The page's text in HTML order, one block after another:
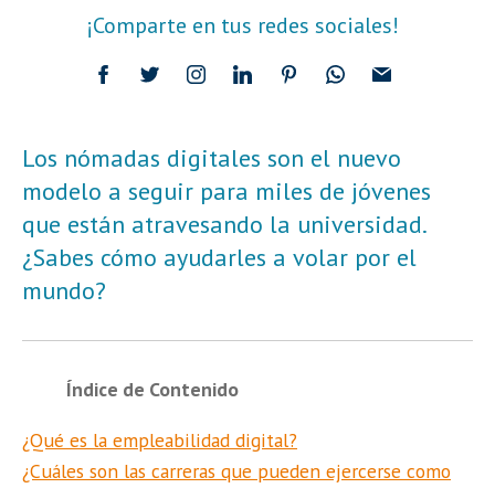
¡Comparte en tus redes sociales!
Los nómadas digitales son el nuevo
modelo a seguir para miles de jóvenes
que están atravesando la universidad.
¿Sabes cómo ayudarles a volar por el
mundo?
Índice de Contenido
¿Qué es la empleabilidad digital?
¿Cuáles son las carreras que pueden ejercerse como